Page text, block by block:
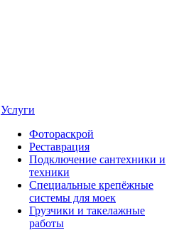
Услуги
Фотораскрой
Реставрация
Подключение сантехники и
техники
Специальные крепёжные
системы для моек
Грузчики и такелажные
работы